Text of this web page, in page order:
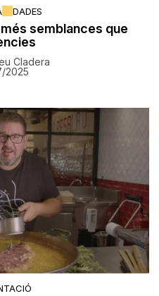
DADES
semblances que
Cladera
2025